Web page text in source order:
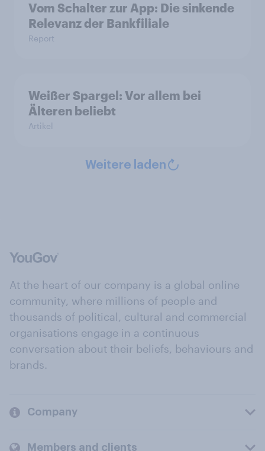
Vom Schalter zur App: Die sinkende
Relevanz der Bankfiliale
Report
Weißer Spargel: Vor allem bei
Älteren beliebt
Artikel
Weitere laden
At the heart of our company is a global online
community, where millions of people and
thousands of political, cultural and commercial
organisations engage in a continuous
conversation about their beliefs, behaviours and
brands.
Company
Members and clients